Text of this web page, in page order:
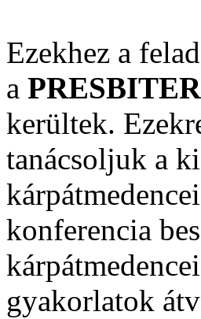
Ezekhez a
a
kerültek.
tanácsoljuk a
konferencia
gyakorlatok